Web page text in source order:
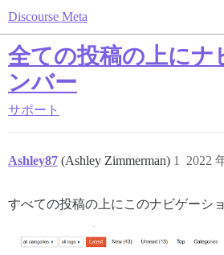
Discourse Meta
全ての投稿の上にナ
ンバー
サポート
Ashley87 (Ashley Zimmerman) 2022
1
すべての投稿の上にこのナビゲーシ